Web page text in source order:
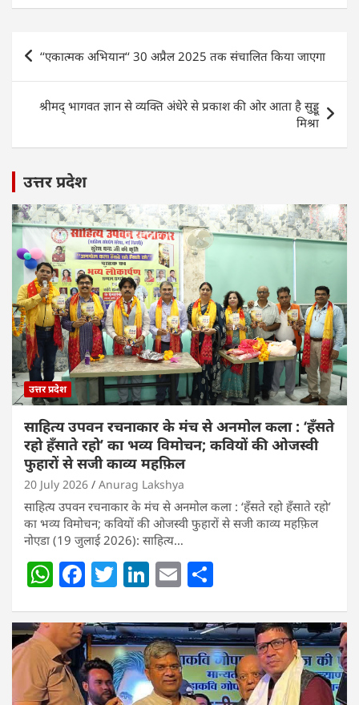
at
s
A
p
p
c
e
b
o
o
k
itt
er
k
e
dI
n
ai
l
ar
e
Post
navigation
‘‘एकात्मक अभियान‘‘ 30 अप्रैल 2025 तक संचालित किया जाएगा
श्रीमद् भागवत ज्ञान से व्यक्ति अंधेरे से प्रकाश की ओर आता है सुड्डू
मिश्रा
उत्तर प्रदेश
उत्तर प्रदेश
साहित्य उपवन रचनाकार के मंच से अनमोल कला : ‘हॅंसते
रहो हॅंसाते रहो’ का भव्य विमोचन; कवियों की ओजस्वी
फुहारों से सजी काव्य महफ़िल
20 July 2026 Anurag Lakshya
साहित्य उपवन रचनाकार के मंच से अनमोल कला : ‘हॅंसते रहो हॅंसाते रहो’
का भव्य विमोचन; कवियों की ओजस्वी फुहारों से सजी काव्य महफ़िल
नोएडा (19 जुलाई 2026): साहित्य…
W
at
s
A
F
c
e
b
T
itt
er
Li
k
e
dI
E
ai
l
ar
e